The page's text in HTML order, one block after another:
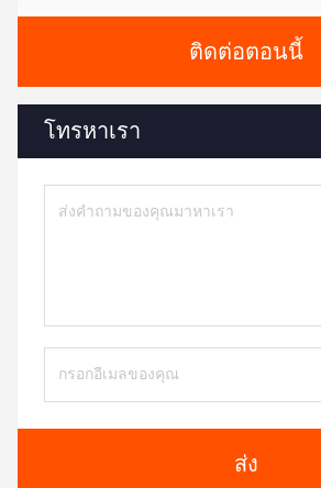
ติดต่อตอนนี้
โทรหาเรา
ส่ง